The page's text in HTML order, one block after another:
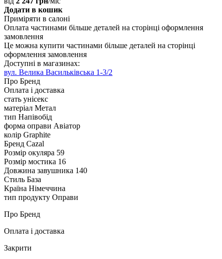
Додати в кошик
Приміряти в салоні
Оплата частинами більше деталей на сторінці оформлення
замовлення
Це можна купити частинами більше деталей на сторінці
оформлення замовлення
Доступні в магазинах:
вул. Велика Васильківська 1-3/2
Про Бренд
Оплата і доставка
стать унісекс
матеріал Метал
тип Напівобід
форма оправи Авіатор
колір Graphite
Бренд Cazal
Розмір окуляра 59
Розмір мостика 16
Довжина завушника 140
Стиль База
Країна Німеччина
тип продукту Оправи
Про Бренд
Оплата і доставка
Закрити